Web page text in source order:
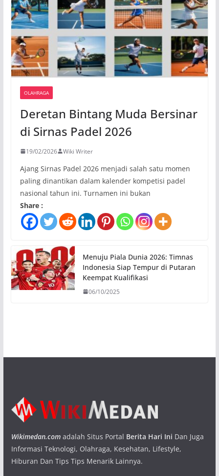
OLAHRAGA
Deretan Bintang Muda Bersinar
di Sirnas Padel 2026
19/02/2026 Wiki Writer
Ajang Sirnas Padel 2026 menjadi salah satu momen
paling dinantikan dalam kalender kompetisi padel
nasional tahun ini. Turnamen ini bukan
Share :
Menuju Piala Dunia 2026: Timnas
Indonesia Siap Tempur di Putaran
Keempat Kualifikasi
06/10/2025
Wikimedan.comadalah Situs Portal Berita Hari Ini Dan Juga
Informasi Teknologi, Olahraga, Kesehatan, Lifestyle,
Hiburan Dan Tips Tips Menarik Lainnya.